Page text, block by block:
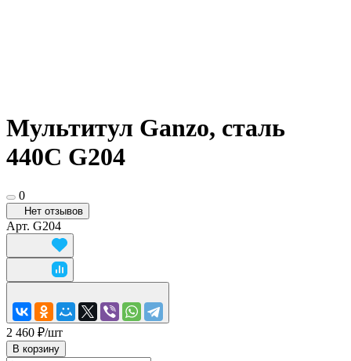
Мультитул Ganzo, сталь
440С G204
0
Нет отзывов
Арт. G204
2 460 ₽/шт
В корзину